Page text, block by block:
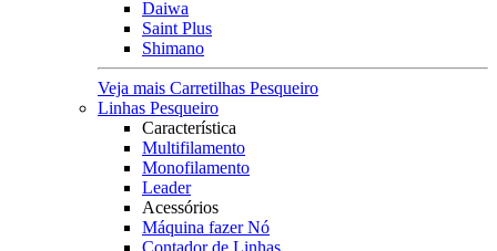
Daiwa
Saint Plus
Shimano
Veja mais Carretilhas Pesqueiro
Linhas Pesqueiro
Característica
Multifilamento
Monofilamento
Leader
Acessórios
Máquina fazer Nó
Contador de Linhas